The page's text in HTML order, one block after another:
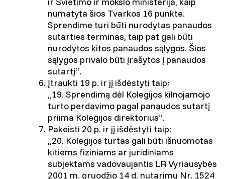
numatyta šios Tvarkos 16 punkte.
Sprendime turi būti nurodytas panaudos
sutarties terminas, taip pat gali būti
nurodytos kitos panaudos sąlygos. Šios
sąlygos privalo būti įrašytos į panaudos
sutartį“.
Įtraukti 19 p. ir jį išdėstyti taip:
„19. Sprendimą dėl Kolegijos kilnojamojo
turto perdavimo pagal panaudos sutartį
priima Kolegijos direktorius“.
Pakeisti 20 p. ir jį išdėstyti taip:
„20. Kolegijos turtas gali būti išnuomotas
kitiems fiziniams ar juridiniams
subjektams vadovaujantis LR Vyriausybės
2001 m. gruodžio 14 d. nutarimu Nr. 1524